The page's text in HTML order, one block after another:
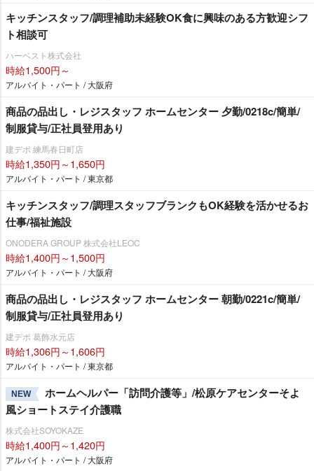
キッチンスタッフ/調理補助未経験OK食に興味のある方歓迎シフ
ト相談可
ハーベスト株式会社
時給1,500円～
アルバイト・パート / 大阪府
商品の品出し・レジスタッフ ホームセンター 夕勤/0218c/簡単/
制服貸与/正社員登用あり
建デポ 練馬春日町店
時給1,350円～1,650円
アルバイト・パート / 東京都
キッチンスタッフ/調理スタッフブランクもOK経験を活かせるお
仕事/福祉施設
ONODERA GROUP 株式会社LEOC
時給1,400円～1,500円
アルバイト・パート / 大阪府
商品の品出し・レジスタッフ ホームセンター 朝勤/0221c/簡単/
制服貸与/正社員登用あり
建デポ 葛飾水元店
時給1,306円～1,606円
アルバイト・パート / 東京都
NEW
ホームヘルパー「訪問介護等」/松原ケアセンターそよ
風ショートステイ介護職
株式会社SOYOKAZE
時給1,400円～1,420円
アルバイト・パート / 大阪府